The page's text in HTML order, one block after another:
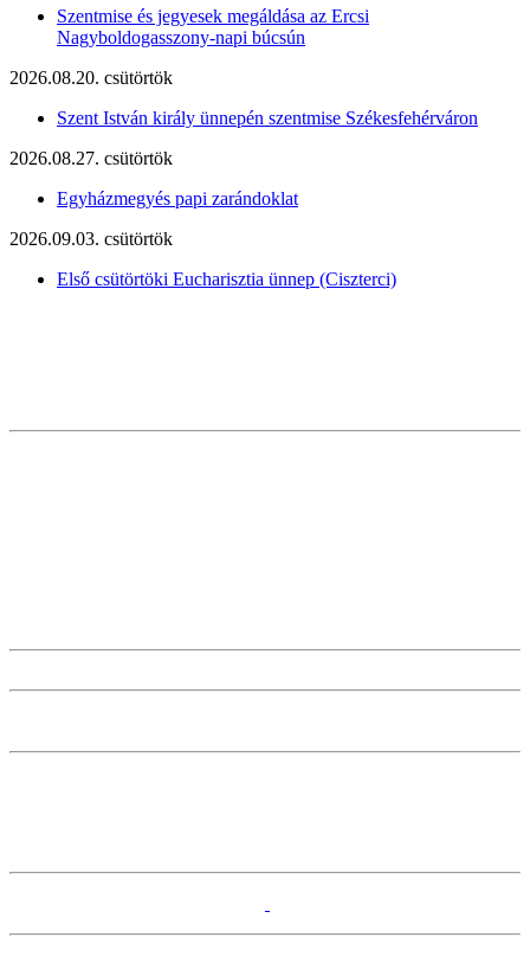
Szentmise és jegyesek megáldása az Ercsi
Nagyboldogasszony-napi búcsún
2026.08.20. csütörtök
Szent István király ünnepén szentmise Székesfehérváron
2026.08.27. csütörtök
Egyházmegyés papi zarándoklat
2026.09.03. csütörtök
Első csütörtöki Eucharisztia ünnep (Ciszterci)